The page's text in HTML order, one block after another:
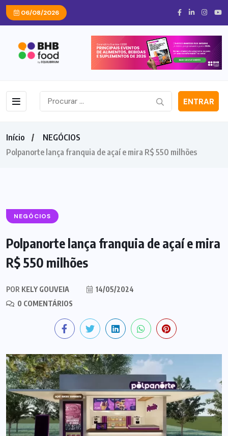
06/08/2026
ENTRAR
Início
NEGÓCIOS
Polpanorte lança franquia de açaí e mira R$ 550 milhões
NEGÓCIOS
Polpanorte lança franquia de açaí e mira
R$ 550 milhões
POR KELY GOUVEIA
14/05/2024
0 COMENTÁRIOS